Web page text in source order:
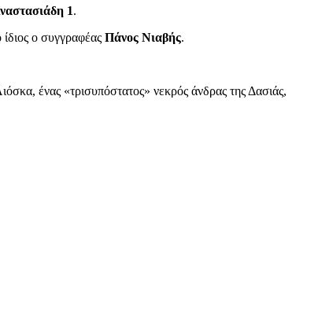
1.
ο συγγραφέας Πάνος Νιαβής.
ένας «τρισυπόστατος» νεκρός άνδρας της Δασιάς,